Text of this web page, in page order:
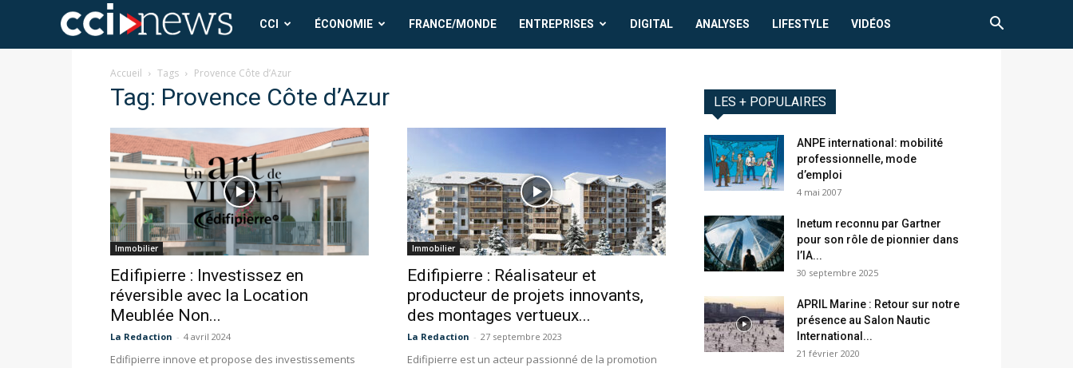
CCI
News
CCI ÉCONOMIE FRANCE/MONDE ENTREPRISES DIGITAL ANALYSES LIFESTYLE VIDÉOS
Accueil Tags Provence Côte d’Azur
Tag: Provence Côte d’Azur
Immobilier
Edifipierre : Investissez en
réversible avec la Location
Meublée Non...
La Redaction - 4 avril 2024
Edifipierre innove et propose des investissements
Immobilier
Edifipierre : Réalisateur et
producteur de projets innovants,
des montages vertueux...
La Redaction - 27 septembre 2023
Edifipierre est un acteur passionné de la promotion
LES + POPULAIRES
ANPE international: mobilité
professionnelle, mode
d’emploi
4 mai 2007
Inetum reconnu par Gartner
pour son rôle de pionnier dans
l’IA...
30 septembre 2025
APRIL Marine : Retour sur notre
présence au Salon Nautic
International...
21 février 2020